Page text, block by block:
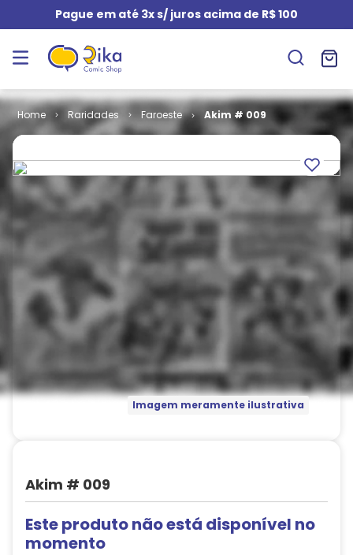
Pague em até 3x s/ juros acima de R$ 100
Raridades Faroeste Akim # 009
Imagem meramente ilustrativa
Akim # 009
Este produto não está disponível no
momento